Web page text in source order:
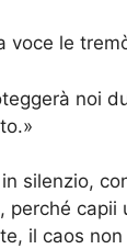
voce le
noi
silenzio,
perché capii
il caos